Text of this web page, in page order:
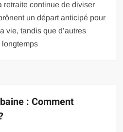
retraite continue de diviser
un départ anticipé pour
vie, tandis que d’autres
longtemps
: Comment